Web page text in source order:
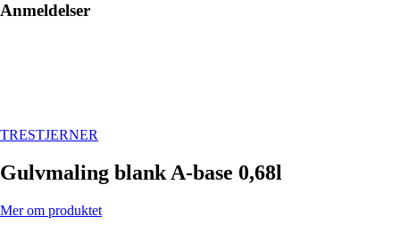
Anmeldelser
TRESTJERNER
Gulvmaling blank A-base 0,68l
Mer om produktet